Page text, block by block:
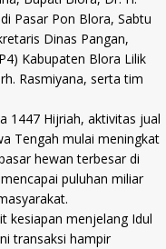
Pasar Pon Blora, Sabtu
Dinas Pangan,
Kabupaten Blora Lilik
Rasmiyana, serta tim
1447 Hijriah, aktivitas jual
Tengah mulai meningkat
hewan terbesar di
puluhan miliar
kesiapan menjelang Idul
transaksi hampir